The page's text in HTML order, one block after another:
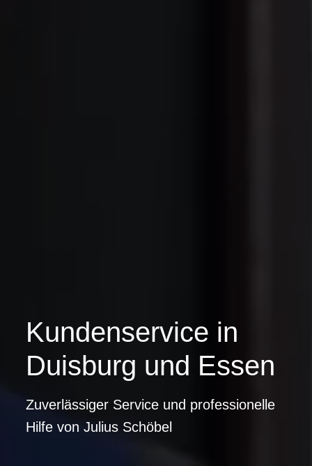
Kundenservice in
Duisburg und Essen
Zuverlässiger Service und professionelle
Hilfe von Julius Schöbel